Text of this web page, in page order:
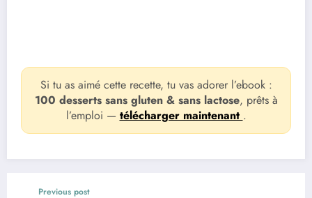
Si tu as aimé cette recette, tu vas adorer l’ebook :
100 desserts sans gluten & sans lactose, prêts à
l’emploi — télécharger maintenant .
Previous post